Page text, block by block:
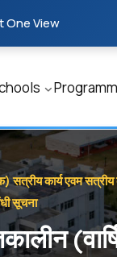
One View
सत्रीय कार्य एवम
सूचना